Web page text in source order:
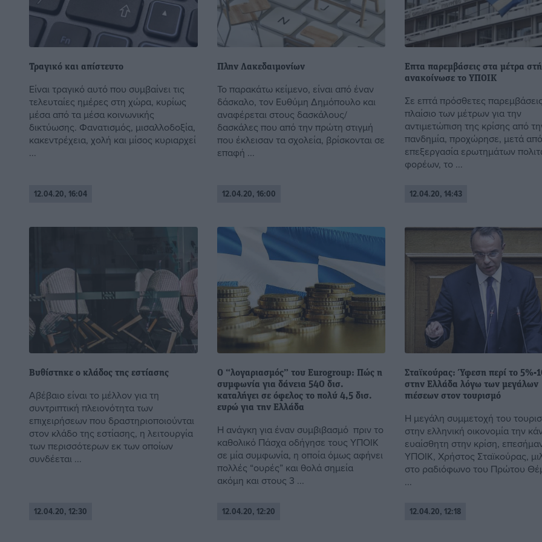
Τραγικό και απίστευτο
Είναι τραγικό αυτό που συμβαίνει τις
τελευταίες ημέρες στη χώρα, κυρίως
μέσα από τα μέσα κοινωνικής
δικτύωσης. Φανατισμός, μισαλλοδοξία,
κακεντρέχεια, χολή και μίσος κυριαρχεί
...
12.04.20, 16:04
Πλην Λακεδαιμονίων
Το παρακάτω κείμενο, είναι από έναν
δάσκαλο, τον Ευθύμη Δημόπουλο και
αναφέρεται στους δασκάλους/
δασκάλες που από την πρώτη στιγμή
που έκλεισαν τα σχολεία, βρίσκονται σε
επαφή ...
12.04.20, 16:00
Επτα παρεμβάσεις στα μέτρα
ανακοίνωσε το ΥΠΟΙΚ
Σε επτά πρόσθετες
πλαίσιο των μέτρων για την
αντιμετώπιση της κρίσης από
πανδημία, προχώρησε, μετά από
επεξεργασία ερωτημάτων
φορέων, το ...
12.04.20, 14:43
Βυθίστηκε ο κλάδος της εστίασης
Αβέβαιο είναι το μέλλον για τη
συντριπτική πλειονότητα των
επιχειρήσεων που δραστηριοποιούνται
στον κλάδο της εστίασης, η λειτουργία
των περισσότερων εκ των οποίων
συνδέεται ...
12.04.20, 12:30
Ο “λογαριασμός” του Eurogroup: Πώς η
συμφωνία για δάνεια 540 δισ.
καταλήγει σε όφελος το πολύ 4,5 δισ.
ευρώ για την Ελλάδα
Η ανάγκη για έναν συμβιβασμό πριν το
καθολικό Πάσχα οδήγησε τους ΥΠΟΙΚ
σε μία συμφωνία, η οποία όμως αφήνει
πολλές “ουρές” και θολά σημεία
ακόμη και στους 3 ...
12.04.20, 12:20
Σταϊκούρας: Ύφεση περί το 5%-
στην Ελλάδα λόγω των μεγάλων
πιέσεων στον τουρισμό
Η μεγάλη συμμετοχή του
στην ελληνική οικονομία την
ευαίσθητη στην κρίση,
ΥΠΟΙΚ, Χρήστος Σταϊκούρας,
στο ραδιόφωνο του Πρώτου
...
12.04.20, 12:18